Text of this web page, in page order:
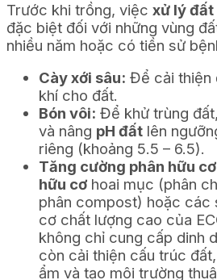
Trước khi trồng, việc xử lý đất
đặc biệt đối với những vùng
nhiều năm hoặc có tiền sử
Cày xới sâu: Để cải thiện
khí cho đất.
Bón vôi: Để khử trùng
và nâng pH đất lên
riêng (khoảng 5.5 – 6.5).
Tăng cường phân hữu
hữu cơ hoai mục (phân
phân compost) hoặc các
cơ chất lượng cao của
không chỉ cung cấp dinh
còn cải thiện cấu trúc
ẩm và tạo môi trường